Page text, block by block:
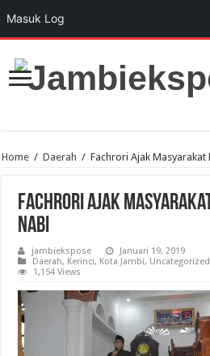
Home / Daerah / Fachrori Ajak
Fachrori Ajak
Nabi
jambiekspose
Januari 19, 2019
Daerah, Kerinci, Kota Jambi, Uncategorized
1,154 Views
Masuk Log